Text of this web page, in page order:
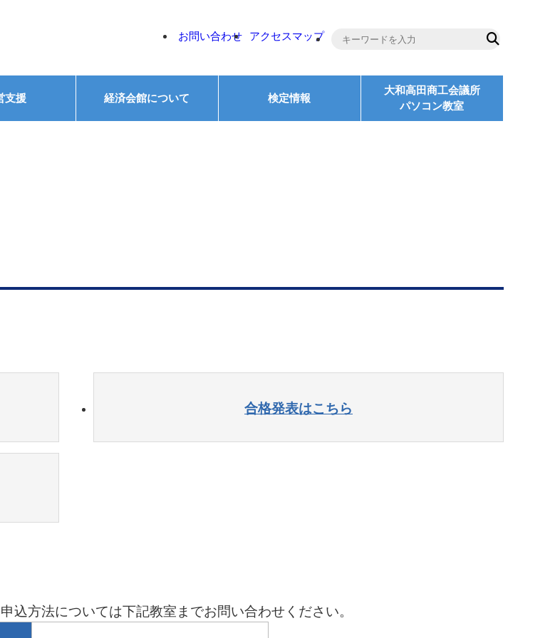
お問い合わせ アクセスマップ
支援 経済会館について 検定情報
大和高田商工会議所
パソコン教室
合格発表はこちら
込方法については下記教室までお問い合わせください。